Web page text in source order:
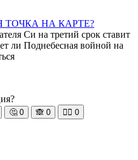
ТОЧКА НА КАРТЕ?
Си на третий срок ставит
ли Поднебесная войной на
🤔 0 🙈 0 🧘‍♀️ 0